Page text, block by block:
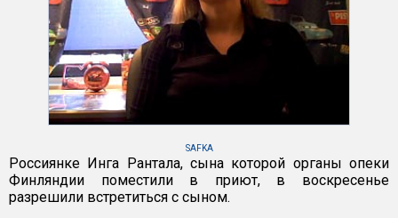
SAFKA
Россиянке Инга Рантала, сына которой органы опеки
Финляндии поместили в приют, в воскресенье
разрешили встретиться с сыном.